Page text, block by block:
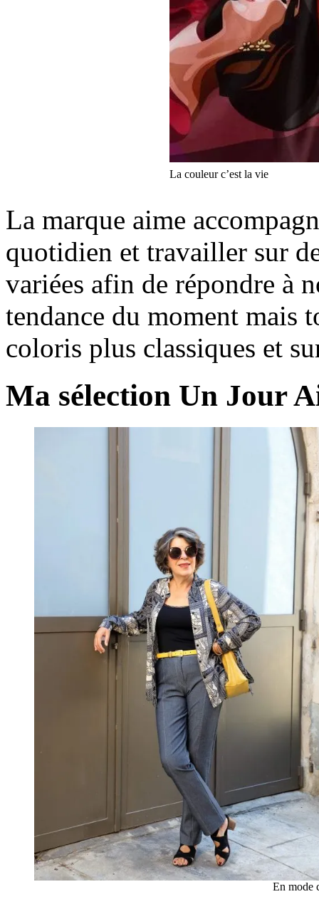
La couleur c’est la vie
La marque aime
quotidien et travailler sur
variées afin de répondre à
tendance du moment mais
coloris plus classiques et
Ma sélection Un Jour
En mode